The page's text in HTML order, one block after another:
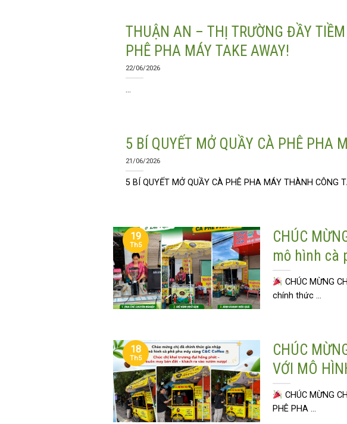
THUẬN AN – THỊ TRƯỜNG ĐẦY
PHÊ PHA MÁY TAKE AWAY!
22/06/2026
...
5 BÍ QUYẾT MỞ QUẦY CÀ PHÊ PHA
21/06/2026
5 BÍ QUYẾT MỞ QUẦY CÀ PHÊ PHA MÁY THÀNH CÔNG
CHÚC
mô hình cà
CHÚC MỪNG
chính thức ...
19
Th5
CHÚC
VỚI MÔ
CHÚC MỪNG
PHÊ PHA ...
18
Th5